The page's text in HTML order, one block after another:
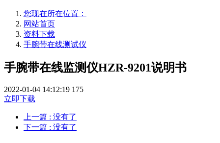
您现在所在位置：
网站首页
资料下载
手腕带在线测试仪
手腕带在线监测仪HZR-9201说明书
2022-01-04 14:12:19 175
立即下载
上一篇 : 没有了
下一篇 : 没有了